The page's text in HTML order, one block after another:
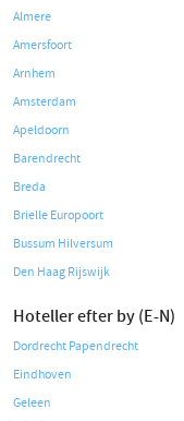
Almere
Amersfoort
Arnhem
Amsterdam
Apeldoorn
Barendrecht
Breda
Brielle Europoort
Bussum Hilversum
Den Haag Rijswijk
Hoteller efter by (E-N)
Dordrecht Papendrecht
Eindhoven
Geleen